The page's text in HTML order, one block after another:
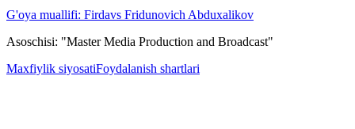
G'oya muallifi: Firdavs Fridunovich Abduxalikov
Asoschisi: "Master Media Production and Broadcast"
Maxfiylik siyosatiFoydalanish shartlari